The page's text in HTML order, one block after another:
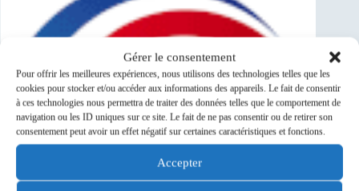
Gérer le consentement
Pour offrir les meilleures expériences, nous utilisons des technologies telles que les
cookies pour stocker et/ou accéder aux informations des appareils. Le fait de consentir
à ces technologies nous permettra de traiter des données telles que le comportement de
navigation ou les ID uniques sur ce site. Le fait de ne pas consentir ou de retirer son
consentement peut avoir un effet négatif sur certaines caractéristiques et fonctions.
Accepter